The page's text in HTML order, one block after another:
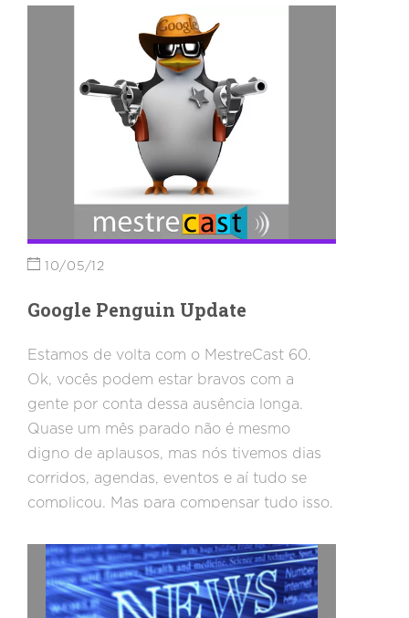
10/05/12
Google Penguin Update
Estamos de volta com o MestreCast 60.
Ok, vocês podem estar bravos com a
gente por conta dessa ausência longa.
Quase um mês parado não é mesmo
digno de aplausos, mas nós tivemos dias
corridos, agendas, eventos e aí tudo se
complicou. Mas para compensar tudo isso,
Google Penguin Update. E aí? Como você
viu essa nova atualização do algorítimo?
Foi afetado? Não sabe ainda como